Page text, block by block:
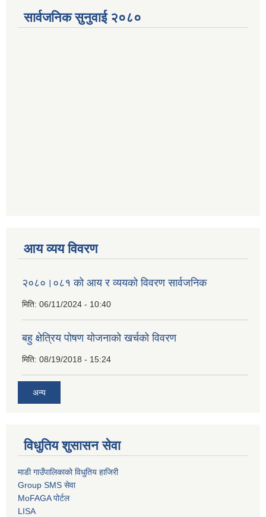
सार्वजनिक सुनुवाई २०८०
आय व्यय विवरण
२०८०।०८१ को आय र व्ययको विवरण सार्वजनिक
मिति: 06/11/2024 - 10:40
बहु क्षेत्रिय पोषण योजनाको खर्चको विवरण
मिति: 08/19/2018 - 15:24
अन्य
विधुतिय शुसासन सेवा
माडी गाउँपालिकाको विधुतिय हाजिरी
Group SMS सेवा
MoFAGA पोर्टल
LISA